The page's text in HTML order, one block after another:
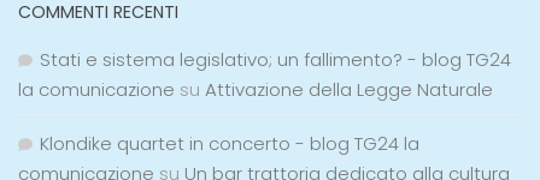
COMMENTI RECENTI
Stati e sistema legislativo; un fallimento? - blog TG24
la comunicazione su Attivazione della Legge Naturale
Klondike quartet in concerto - blog TG24 la
comunicazione su Un bar trattoria dedicato alla cultura